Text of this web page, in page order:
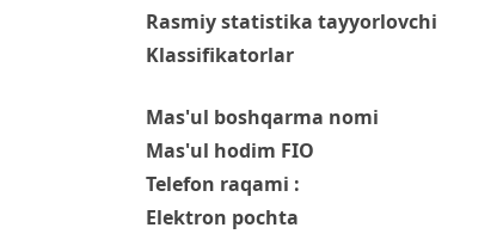
Rasmiy statistika tayyorlovchi
Klassifikatorlar
Mas'ul boshqarma nomi
Mas'ul hodim FIO
Telefon raqami :
Elektron pochta